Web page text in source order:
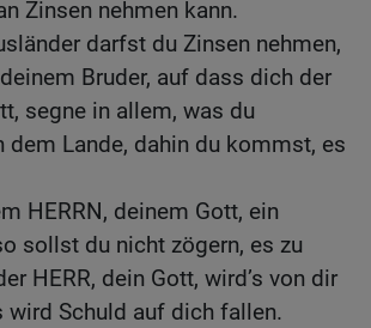
Zinsen nehmen kann.
darfst du Zinsen nehmen,
Bruder, auf dass dich der
segne in allem, was du
dem Lande, dahin du kommst, es
HERRN, deinem Gott, ein
sollst du nicht zögern, es zu
HERR, dein Gott, wird’s von dir
wird Schuld auf dich fallen.